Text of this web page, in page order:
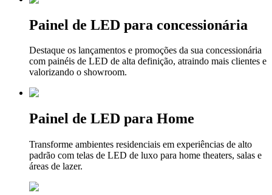
Painel de LED para concessionária
Destaque os lançamentos e promoções da sua concessionária
com painéis de LED de alta definição, atraindo mais clientes e
valorizando o showroom.
Painel de LED para Home
Transforme ambientes residenciais em experiências de alto
padrão com telas de LED de luxo para home theaters, salas e
áreas de lazer.